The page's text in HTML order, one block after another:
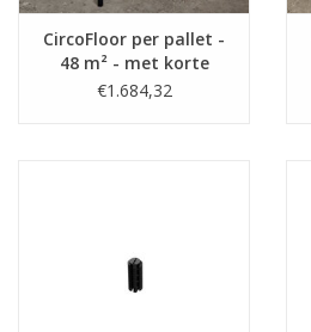
CircoFloor per pallet -
48 m² - met korte
schroeven (8,8-15,8cm)
€1.684,32